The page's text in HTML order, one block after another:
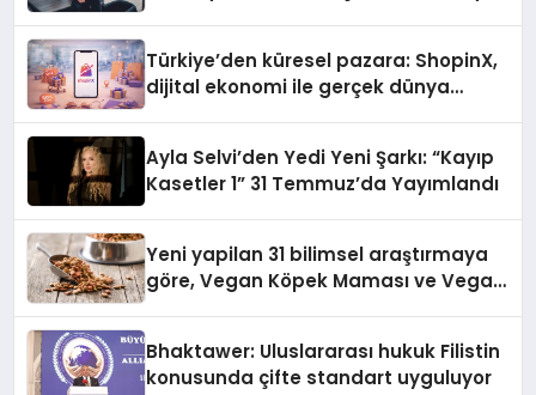
Türkiye’den küresel pazara: ShopinX,
dijital ekonomi ile gerçek dünya
Ayla Selvi’den Yedi Yeni Şarkı: “Kayıp
Kasetler 1” 31 Temmuz’da Yayımlandı
Yeni yapilan 31 bilimsel araştırmaya
göre, Vegan Köpek Maması ve Vegan
Bhaktawer: Uluslararası hukuk Filistin
konusunda çifte standart uyguluyor